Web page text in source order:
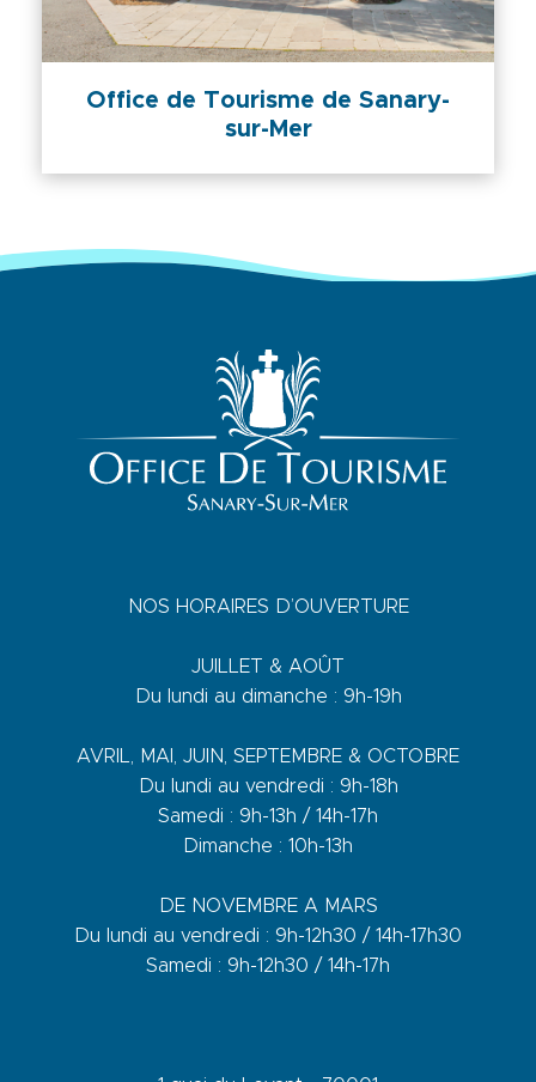
Office de Tourisme de Sanary-
sur-Mer
NOS HORAIRES D’OUVERTURE
JUILLET & AOÛT
Du lundi au dimanche : 9h-19h
AVRIL, MAI, JUIN, SEPTEMBRE & OCTOBRE
Du lundi au vendredi : 9h-18h
Samedi : 9h-13h / 14h-17h
Dimanche : 10h-13h
DE NOVEMBRE A MARS
Du lundi au vendredi : 9h-12h30 / 14h-17h30
Samedi : 9h-12h30 / 14h-17h